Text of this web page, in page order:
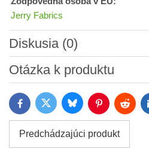
Jerry Fabrics
Diskusia (0)
Nový komentár
Názov:
Meno:*
Otázka k produktu
*
FacebookTwitter BlueskyPinterestReddit
Predchádzajúci produkt